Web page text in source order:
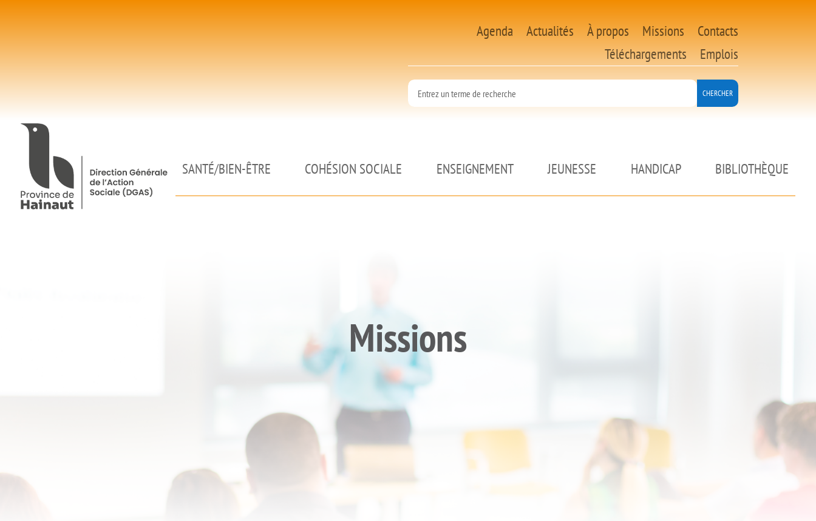
Agenda Actualités À propos Missions
Contacts
Téléchargements
Emplois
SANTÉ/BIEN-ÊTRE COHÉSION SOCIALE ENSEIGNEMENT JEUNESSE HANDICAP BIBLIOTHÈQUE
Missions